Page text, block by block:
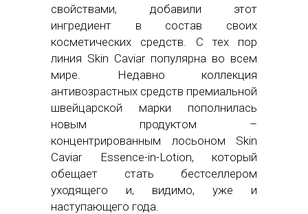
свойствами, добавили этот
ингредиент в состав своих
косметических средств. С тех пор
линия Skin Caviar популярна во всем
мире. Недавно коллекция
антивозрастных средств премиальной
швейцарской марки пополнилась
новым продуктом –
концентрированным лосьоном Skin
Caviar Essence-in-Lotion, который
обещает стать бестселлером
уходящего и, видимо, уже и
наступающего года.